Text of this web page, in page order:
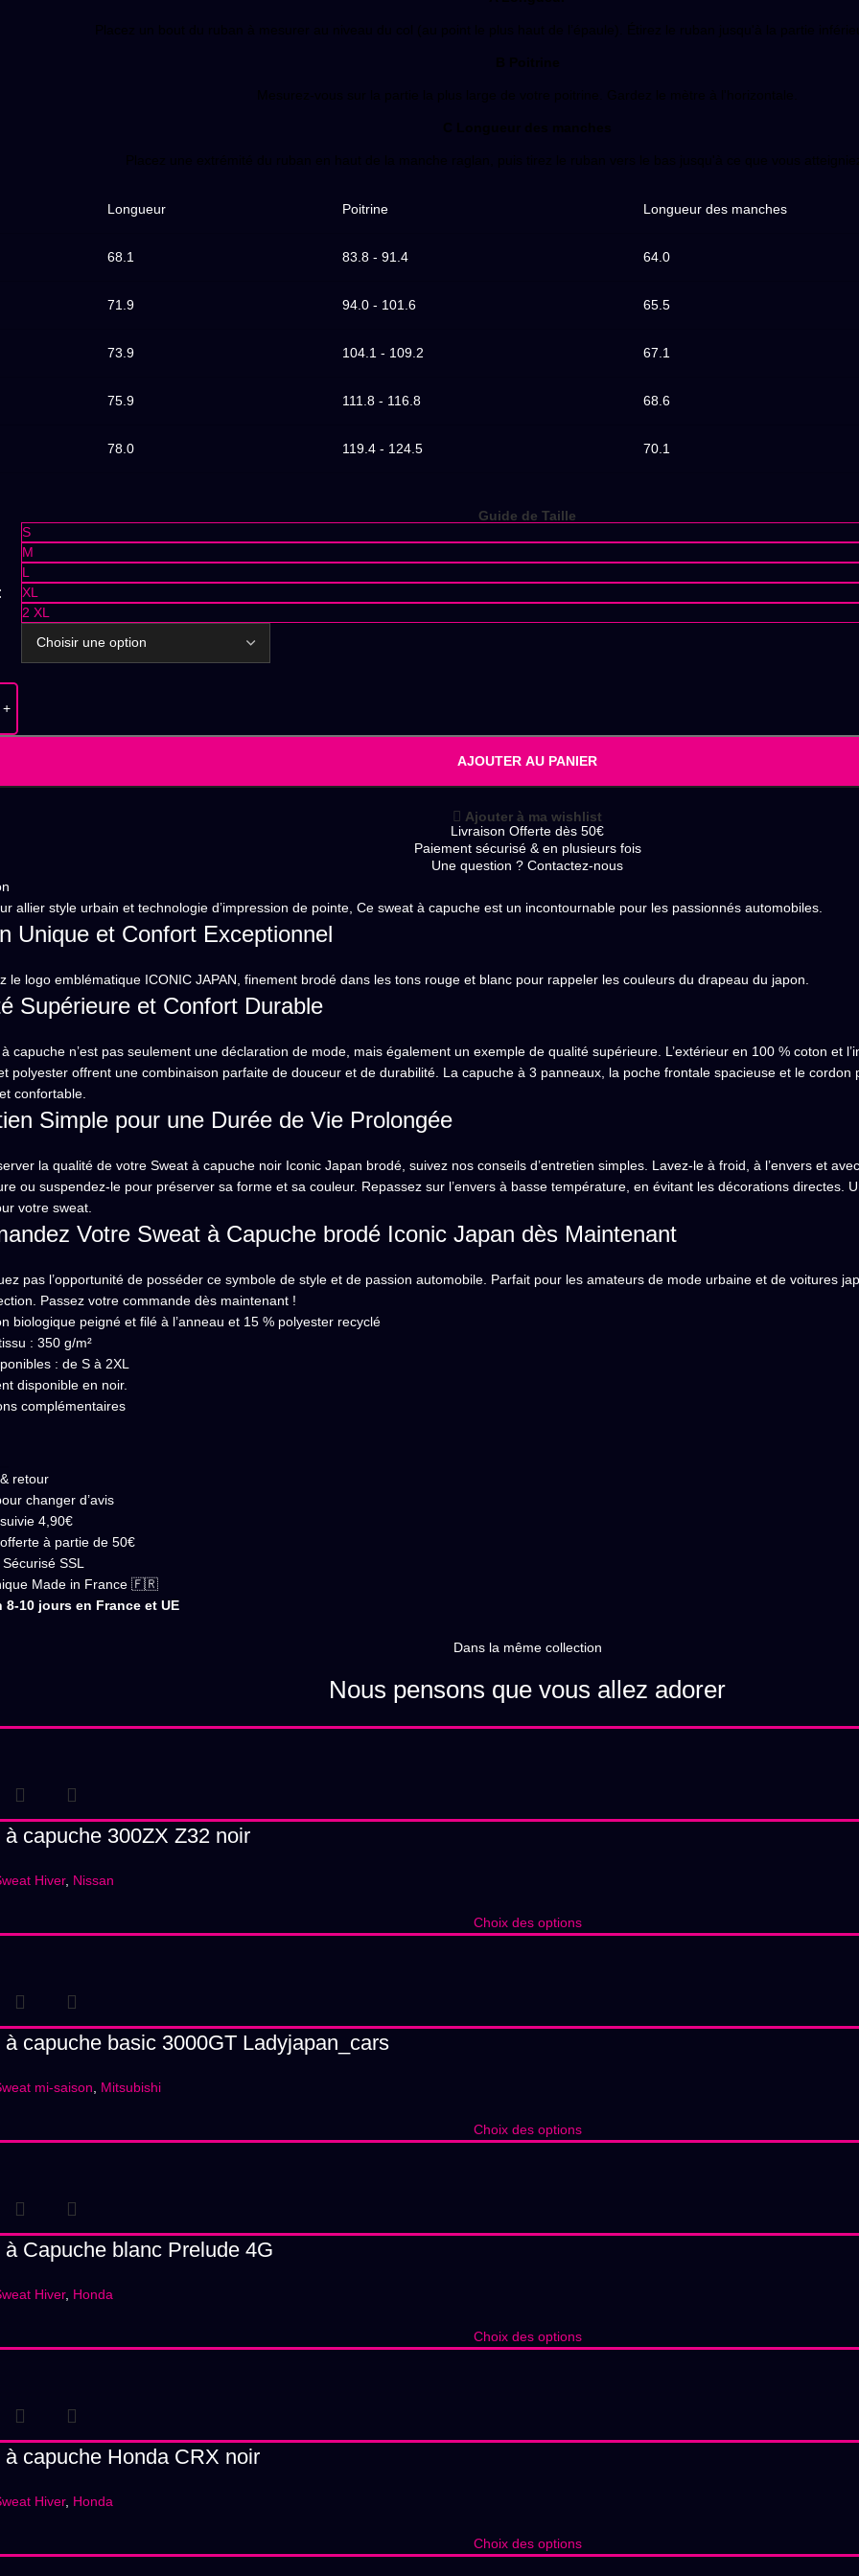
Longueur Poitrine Longueur des manches
68.1 83.8 - 91.4 64.0
71.9 94.0 - 101.6 65.5
73.9 104.1 - 109.2 67.1
75.9 111.8 - 116.8 68.6
78.0 119.4 - 124.5 70.1
Guide de Taille
S
M
L
XL
2 XL
AJOUTER AU PANIER
Ajouter à ma wishlist
Livraison Offerte dès 50€
Paiement sécurisé & en plusieurs fois
Une question ? Contactez-nous
allier style urbain et technologie d’impression de pointe, Ce sweat à capuche est un incontournable pour les passionnés automobiles.
Unique et Confort Exceptionnel
le logo emblématique ICONIC JAPAN, finement brodé dans les tons rouge et blanc pour rappeler les couleurs du drapeau du japon.
Supérieure et Confort Durable
capuche n’est pas seulement une déclaration de mode, mais également un exemple de qualité supérieure. L’extérieur en 100 % coton et
polyester offrent une combinaison parfaite de douceur et de durabilité. La capuche à 3 panneaux, la poche frontale spacieuse et le
confortable.
Simple pour une Durée de Vie Prolongée
la qualité de votre Sweat à capuche noir Iconic Japan brodé, suivez nos conseils d’entretien simples. Lavez-le à froid, à l’envers et
ou suspendez-le pour préserver sa forme et sa couleur. Repassez sur l’envers à basse température, en évitant les décorations directes.
votre sweat.
Votre Sweat à Capuche brodé Iconic Japan dès Maintenant
pas l’opportunité de posséder ce symbole de style et de passion automobile. Parfait pour les amateurs de mode urbaine et de voitures
Passez votre commande dès maintenant !
biologique peigné et filé à l’anneau et 15 % polyester recyclé
: 350 g/m²
: de S à 2XL
disponible en noir.
complémentaires
retour
changer d’avis
4,90€
à partie de 50€
SSL
Made in France 🇫🇷
8-10 jours en France et UE
Dans la même collection
Nous pensons que vous allez adorer
capuche 300ZX Z32 noir
Hiver, Nissan
Choix des options
capuche basic 3000GT Ladyjapan_cars
mi-saison, Mitsubishi
Choix des options
Capuche blanc Prelude 4G
Hiver, Honda
Choix des options
capuche Honda CRX noir
Hiver, Honda
Choix des options